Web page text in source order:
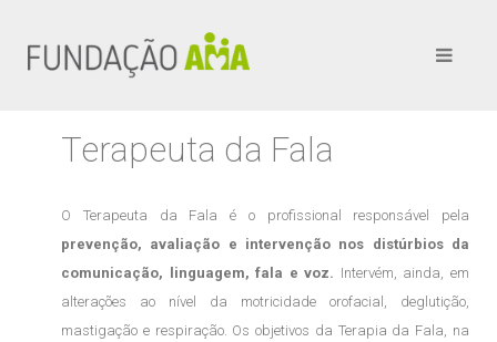
Terapeuta da Fala
O Terapeuta da Fala é o profissional responsável pela
prevenção, avaliação e intervenção nos distúrbios da
comunicação, linguagem, fala e voz. Intervém, ainda, em
alterações ao nível da motricidade orofacial, deglutição,
mastigação e respiração. Os objetivos da Terapia da Fala, na